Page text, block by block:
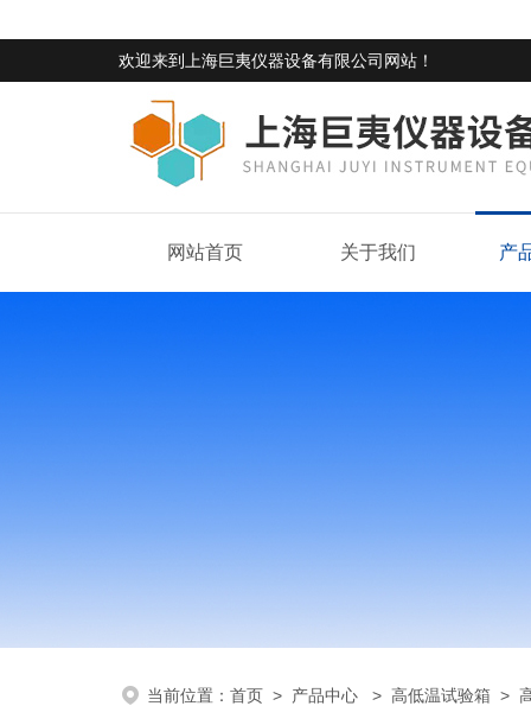
欢迎来到 上海巨夷仪器设备有限公司网站 ！
网站首页 关于我们 产
当前位置： 首页 > 产品中心 > 高低温试验箱 >